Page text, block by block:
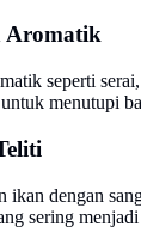
Aromatik
seperti
menutupi
ikan dengan
sering